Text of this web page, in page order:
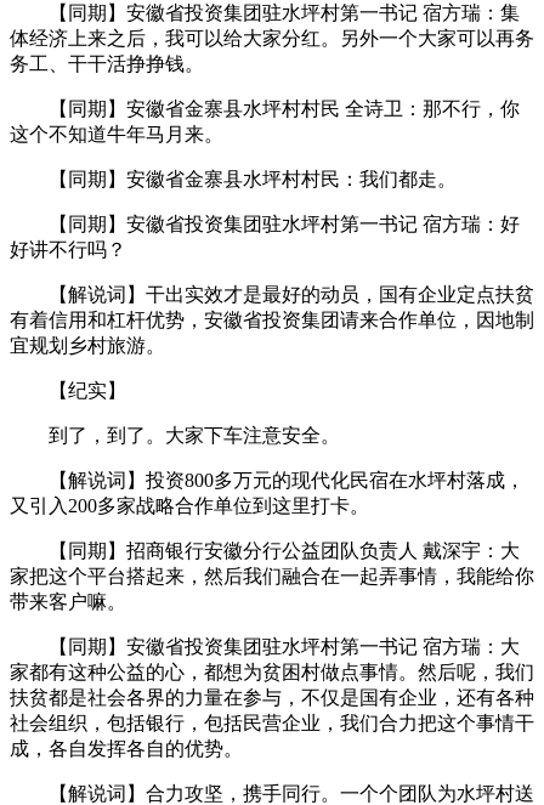
【同期】安徽省投资集团驻水坪村第一书记 宿方瑞：集
体经济上来之后，我可以给大家分红。另外一个大家可以再务
务工、干干活挣挣钱。
【同期】安徽省金寨县水坪村村民 全诗卫：那不行，你
这个不知道牛年马月来。
【同期】安徽省金寨县水坪村村民：我们都走。
【同期】安徽省投资集团驻水坪村第一书记 宿方瑞：好
好讲不行吗？
【解说词】干出实效才是最好的动员，国有企业定点扶贫
有着信用和杠杆优势，安徽省投资集团请来合作单位，因地制
宜规划乡村旅游。
【纪实】
到了，到了。大家下车注意安全。
【解说词】投资800多万元的现代化民宿在水坪村落成，
又引入200多家战略合作单位到这里打卡。
【同期】招商银行安徽分行公益团队负责人 戴深宇：大
家把这个平台搭起来，然后我们融合在一起弄事情，我能给你
带来客户嘛。
【同期】安徽省投资集团驻水坪村第一书记 宿方瑞：大
家都有这种公益的心，都想为贫困村做点事情。然后呢，我们
扶贫都是社会各界的力量在参与，不仅是国有企业，还有各种
社会组织，包括银行，包括民营企业，我们合力把这个事情干
成，各自发挥各自的优势。
【解说词】合力攻坚，携手同行。一个个团队为水坪村送